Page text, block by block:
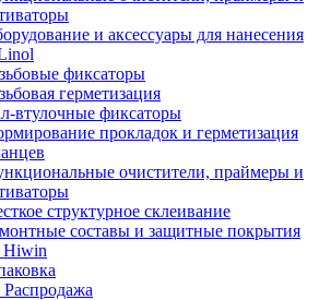
и аксессуары для нанесения
фиксаторы
герметизация
втулочные фиксаторы
прокладок и герметизация
очистители, праймеры и
структурное склеивание
составы и защитные покрытия
Hiwin
Распродажа